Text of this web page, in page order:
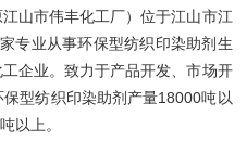
山市伟丰化工厂）位于江山市江
专业从事环保型纺织印染助剂生
企业。致力于产品开发、市场开
型纺织印染助剂产量18000吨以
以上。